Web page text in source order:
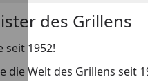
des Grillens
seit 1952!
die Welt des Grillens